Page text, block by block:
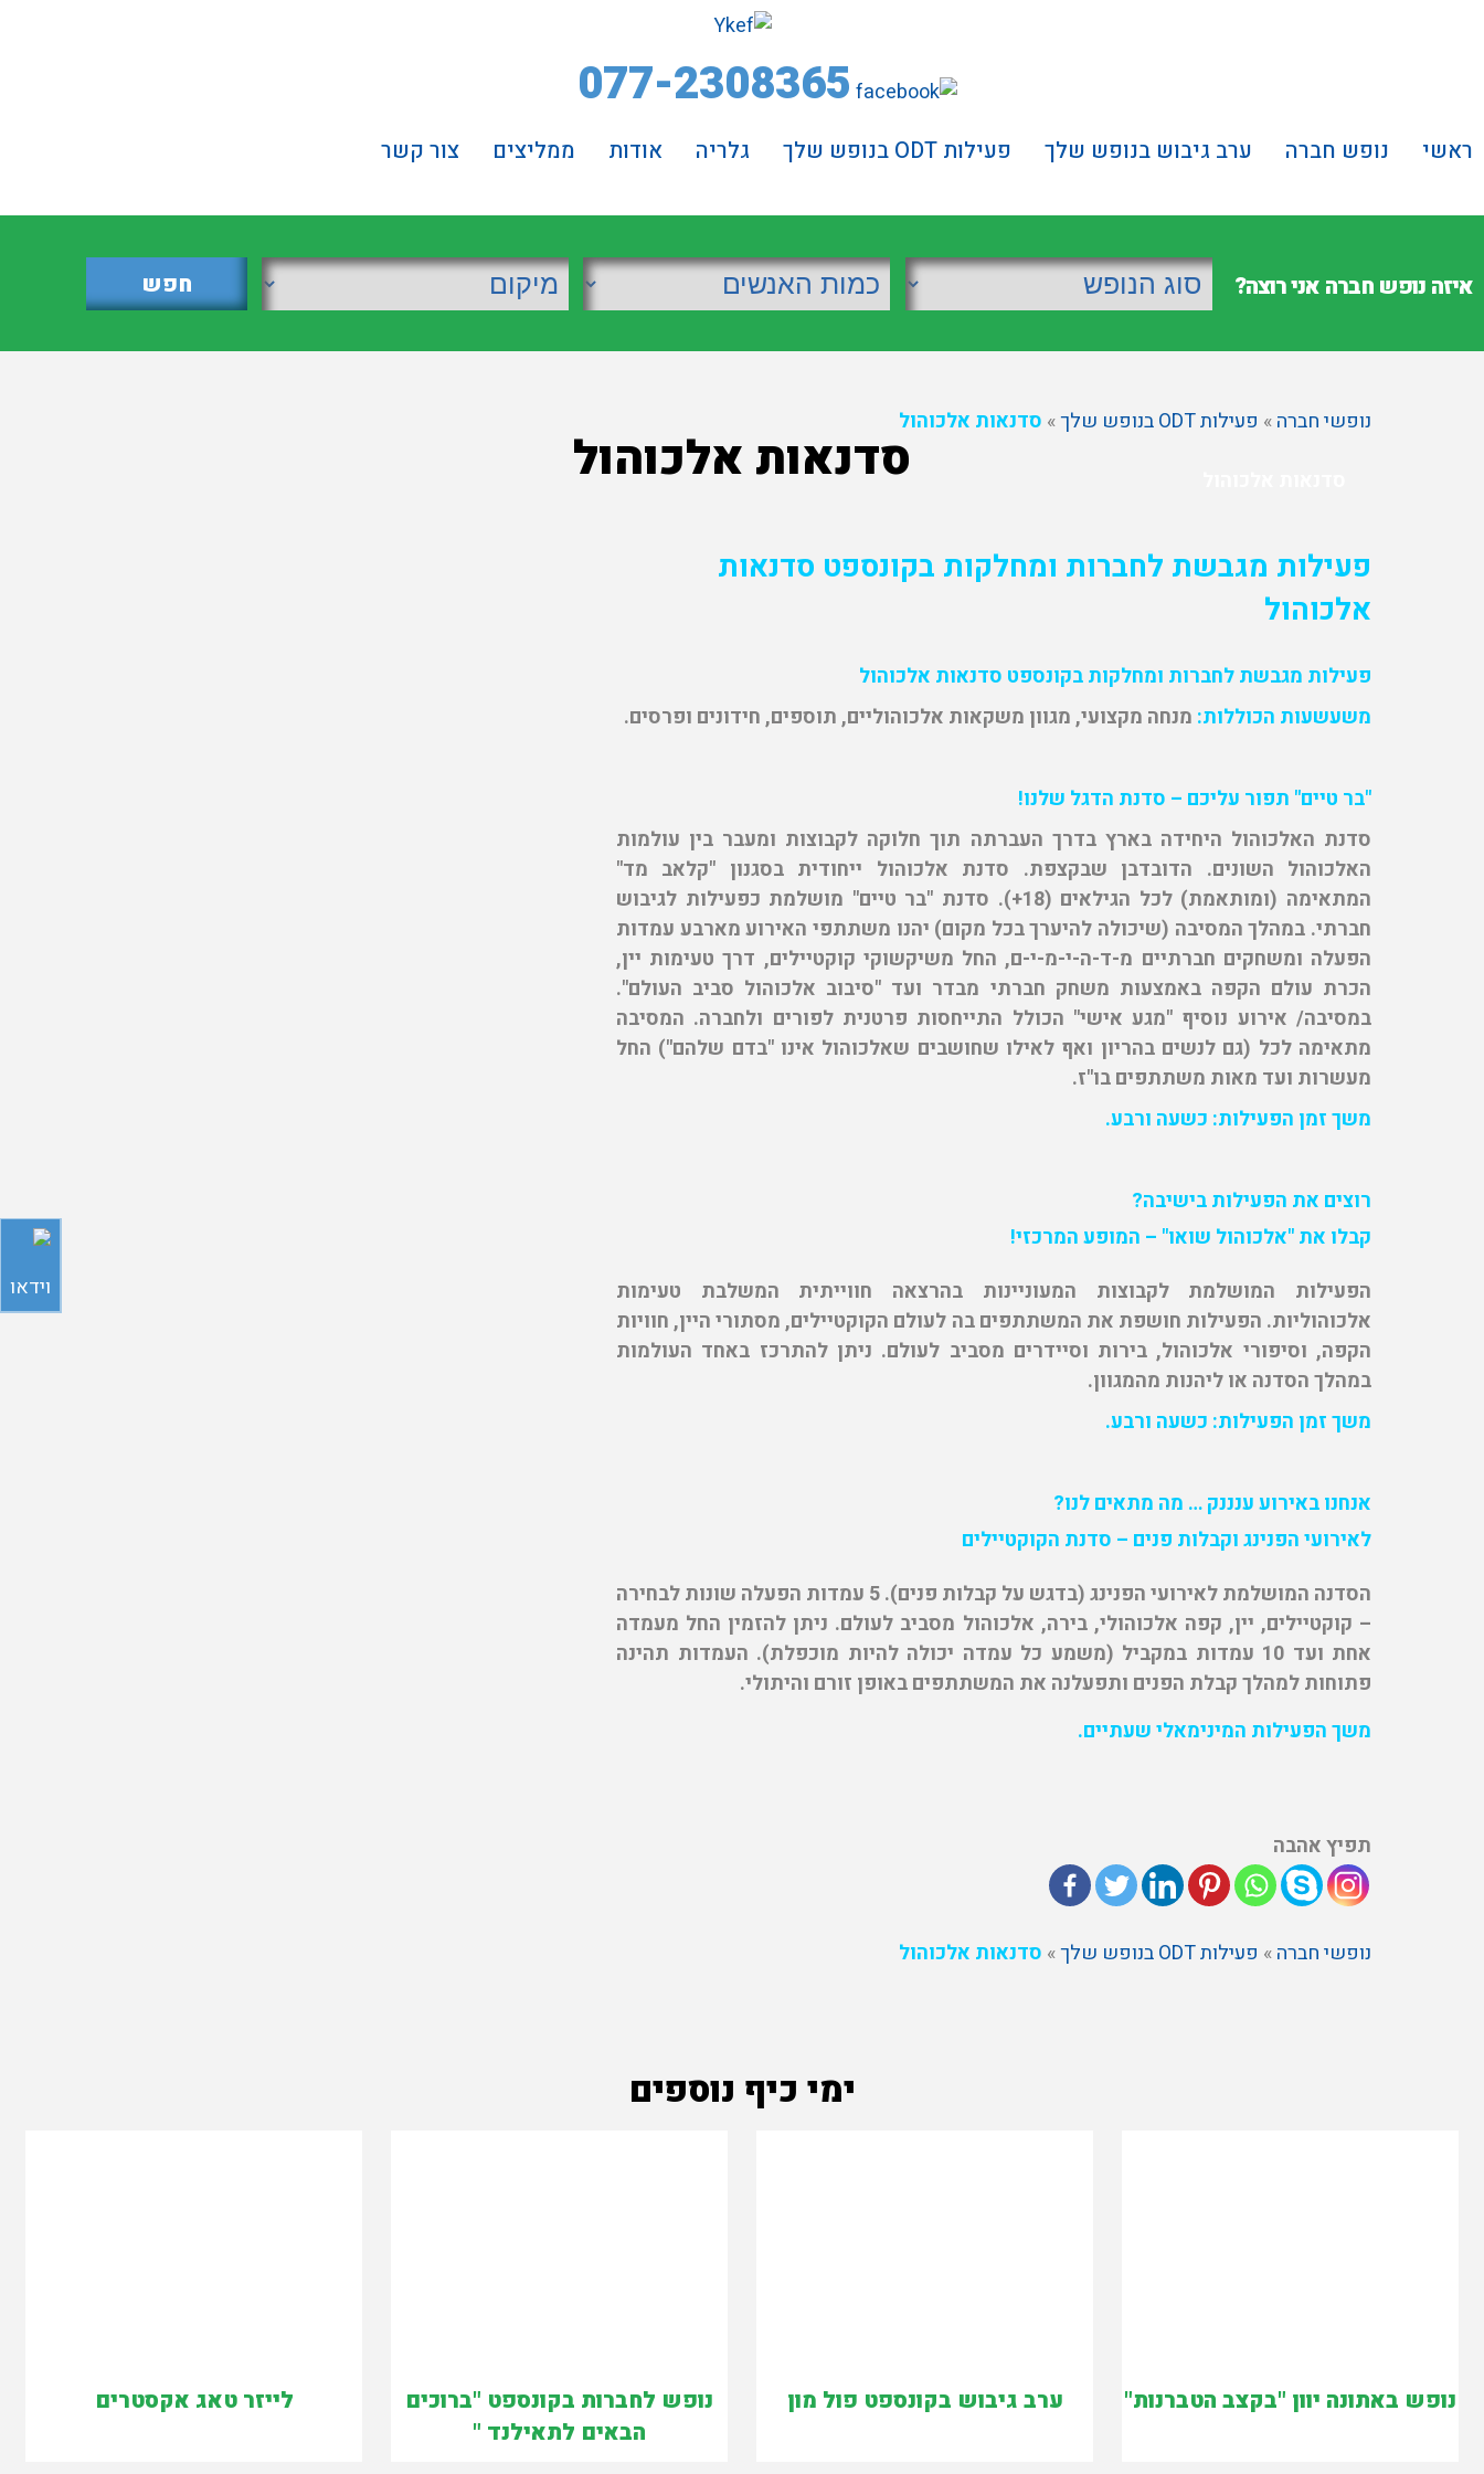
077-2308365
ראשי נופש חברה ערב גיבוש בנופש שלך פעילות ODT בנופש שלך גלריה אודות ממליצים צור קשר
איזה נופש חברה אני רוצה?
נופשי חברה» פעילות ODT בנופש שלך » סדנאות אלכוהול
סדנאות אלכוהול
פעילות מגבשת לחברות ומחלקות בקונספט סדנאות
אלכוהול
פעילות מגבשת לחברות ומחלקות בקונספט סדנאות אלכוהול
משעשעות הכוללות: מנחה מקצועי, מגוון משקאות אלכוהוליים, תוספים, חידונים ופרסים.
"בר טיים" תפור עליכם – סדנת הדגל שלנו!
סדנת האלכוהול היחידה בארץ בדרך העברתה תוך חלוקה לקבוצות ומעבר בין עולמות
האלכוהול השונים. הדובדבן שבקצפת. סדנת אלכוהול ייחודית בסגנון "קלאב מד"
המתאימה (ומותאמת) לכל הגילאים (18+). סדנת "בר טיים" מושלמת כפעילות לגיבוש
חברתי. במהלך המסיבה (שיכולה להיערך בכל מקום) יהנו משתתפי האירוע מארבע עמדות
הפעלה ומשחקים חברתיים מ-ד-ה-י-מ-י-ם, החל משיקשוקי קוקטיילים, דרך טעימות יין,
הכרת עולם הקפה באמצעות משחק חברתי מבדר ועד "סיבוב אלכוהול סביב העולם".
במסיבה/ אירוע נוסיף "מגע אישי" הכולל התייחסות פרטנית לפורים ולחברה. המסיבה
מתאימה לכל (גם לנשים בהריון ואף לאילו שחושבים שאלכוהול אינו "בדם שלהם") החל
מעשרות ועד מאות משתתפים בו"ז.
משך זמן הפעילות: כשעה ורבע.
רוצים את הפעילות בישיבה?
קבלו את "אלכוהול שואו" – המופע המרכזי!
הפעילות המושלמת לקבוצות המעוניינות בהרצאה חווייתית המשלבת טעימות
אלכוהוליות. הפעילות חושפת את המשתתפים בה לעולם הקוקטיילים, מסתורי היין, חוויות
הקפה, וסיפורי אלכוהול, בירות וסיידרים מסביב לעולם. ניתן להתרכז באחד העולמות
במהלך הסדנה או ליהנות מהמגוון.
משך זמן הפעילות: כשעה ורבע.
אנחנו באירוע ענננק … מה מתאים לנו?
לאירועי הפנינג וקבלות פנים – סדנת הקוקטיילים
הסדנה המושלמת לאירועי הפנינג (בדגש על קבלות פנים). 5 עמדות הפעלה שונות לבחירה
– קוקטיילים, יין, קפה אלכוהולי, בירה, אלכוהול מסביב לעולם. ניתן להזמין החל מעמדה
אחת ועד 10 עמדות במקביל (משמע כל עמדה יכולה להיות מוכפלת). העמדות תהינה
פתוחות למהלך קבלת הפנים ותפעלנה את המשתתפים באופן זורם והיתולי.
משך הפעילות המינימאלי שעתיים.
תפיץ אהבה
נופשי חברה» פעילות ODT בנופש שלך » סדנאות אלכוהול
ימי כיף נוספים
נופש באתונה יוון "בקצב הטברנות" ערב גיבוש בקונספט פול מון
נופש לחברות בקונספט "ברוכים
הבאים לתאילנד "
לייזר טאג אקסטרים
וידאו